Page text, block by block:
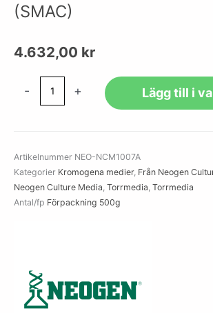
(SMAC)
4.632,00 kr
-
mängd
+ Lägg till i
Artikelnummer NEO-NCM1007A
Kategorier Kromogena medier, Från Neogen
Neogen Culture Media, Torrmedia, Torrmedia
Antal/fp Förpackning 500g